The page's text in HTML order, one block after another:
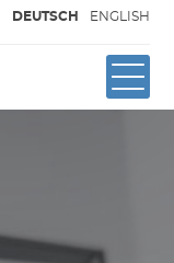
DEUTSCH ENGLISH